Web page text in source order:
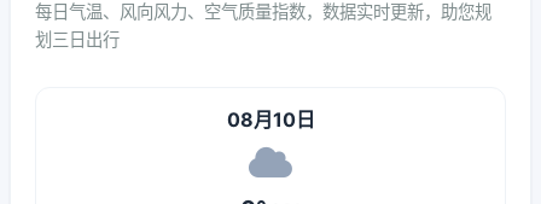
每日气温、风向风力、空气质量指数，数据实时更新，助您规
划三日出行
08月10日